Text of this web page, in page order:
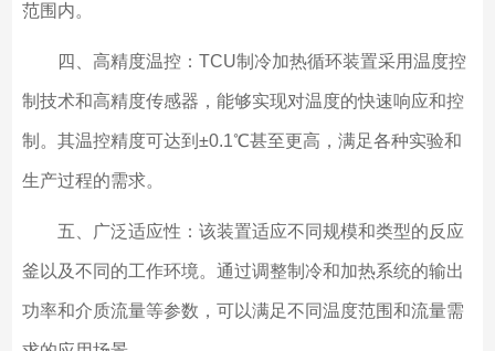
范围内。
四、高精度温控：TCU制冷加热循环装置采用温度控
制技术和高精度传感器，能够实现对温度的快速响应和控
制。其温控精度可达到±0.1℃甚至更高，满足各种实验和
生产过程的需求。
五、广泛适应性：该装置适应不同规模和类型的反应
釜以及不同的工作环境。通过调整制冷和加热系统的输出
功率和介质流量等参数，可以满足不同温度范围和流量需